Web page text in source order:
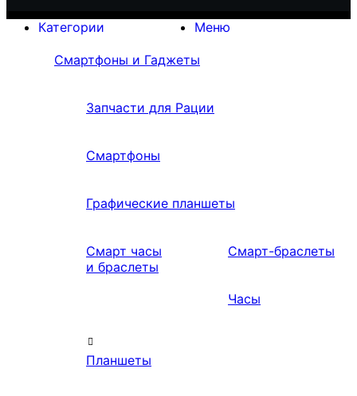
Меню
Категории
Смартфоны и Гаджеты
Запчасти для Рации
Смартфоны
Графические планшеты
Смарт часы
и браслеты
Смарт-браслеты
Часы
Планшеты